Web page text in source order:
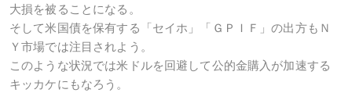
大損を被ることになる。
そして米国債を保有する「セイホ」「ＧＰＩＦ」の出方もＮ
Ｙ市場では注目されよう。
このような状況では米ドルを回避して公的金購入が加速する
キッカケにもなろう。